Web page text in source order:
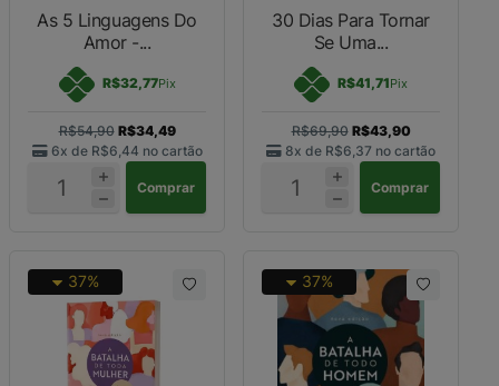
As 5 Linguagens Do
Amor -...
R$32,77Pix
R$54,90 R$34,49
6x de R$6,44 no cartão
Comprar
30 Dias Para Tornar
Se Uma...
R$41,71Pix
R$69,90 R$43,90
8x de R$6,37 no cartão
Comprar
37% 37%